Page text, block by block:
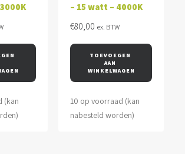
(kan
– 15 watt – 4000K
€80,00 ex. BTW
TOEVOEGEN
AAN
WINKELWAGEN
10 op voorraad (kan
nabesteld worden)